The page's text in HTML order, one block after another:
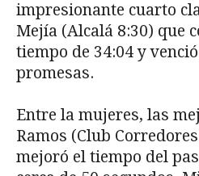
impresionante cuarto
Mejía (Alcalá 8:30) que
tiempo de 34:04 y
promesas.
Entre la mujeres, las
Ramos (Club
mejoró el tiempo del